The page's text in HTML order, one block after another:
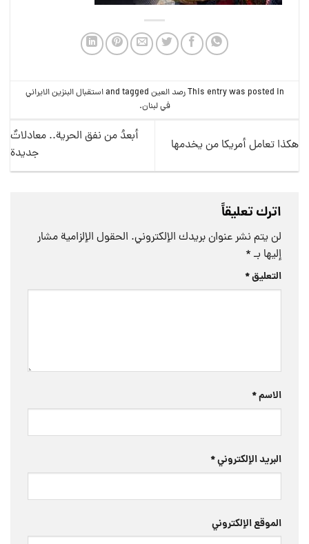
This entry was posted inرصد العین
استقبال البنزين الايراني
في لبنان.
هكذا تعامل أمريكا من يخدمها
أبعدُ من نفق الحرية.. معادلاتٌ
جديدة
اترك تعليقاً
لن يتم نشر عنوان بريدك الإلكتروني. الحقول الإلزامية مشار
إليها بـ *
التعليق*
الاسم*
البريد الإلكتروني*
الموقع الإلكتروني